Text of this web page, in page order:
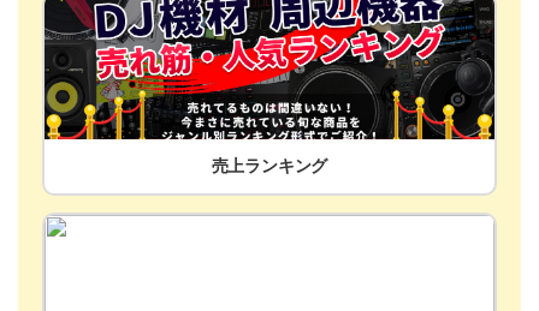
売上ランキング